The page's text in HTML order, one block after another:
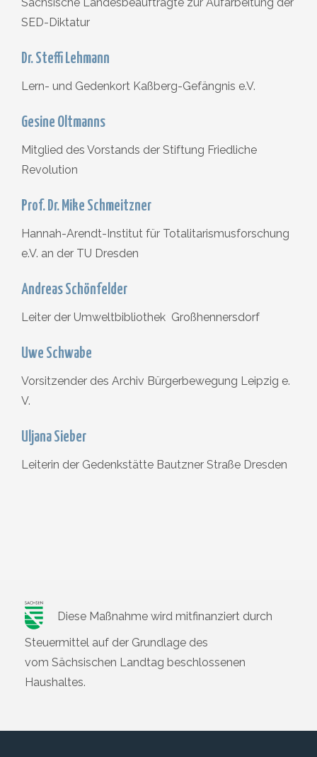
SED-Diktatur
Dr. Steffi Lehmann
Lern- und Gedenkort Kaßberg-Gefängnis e.V.
Gesine Oltmanns
Mitglied des Vorstands der Stiftung Friedliche
Revolution
Prof. Dr. Mike Schmeitzner
Hannah-Arendt-Institut für Totalitarismusforschung
e.V. an der TU Dresden
Andreas Schönfelder
Leiter der Umweltbibliothek Großhennersdorf
Uwe Schwabe
Vorsitzender des Archiv Bürgerbewegung Leipzig e.
V.
Uljana Sieber
Leiterin der Gedenkstätte Bautzner Straße Dresden
Diese Maßnahme wird mitfinanziert durch
Steuermittel auf der Grundlage des
vom Sächsischen Landtag beschlossenen
Haushaltes.